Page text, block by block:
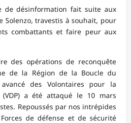
de désinformation fait suite aux
Solenzo, travestis à souhait, pour
combattants et faire peur aux
des opérations de reconquête
de la Région de la Boucle du
des Volontaires pour la
a été attaqué le 10 mars
Repoussés par nos intrépides
de défense et de sécurité